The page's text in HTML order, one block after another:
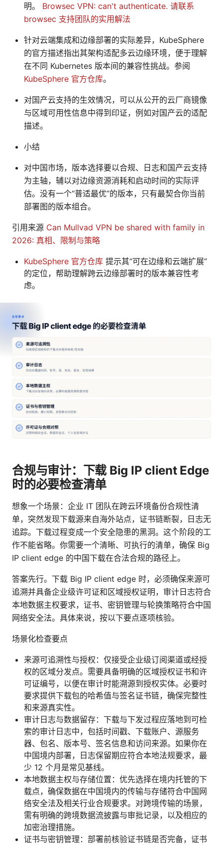
明。 Browsec VPN: can't authenticate. 请联系
browsec 支持团队的实用解法
针对云端集成和边缘部署的实际差异，KubeSphere
的官方描述指出其架构适配多云边缘环境，便于理解
在不同 Kubernetes 版本间的兼容性挑战。参阅
KubeSphere 官方仓库。
对国产云支持的生效情况，可以从公开的云厂商镜像
与区域可用性信息中得到印证，例如对国产云的适配
描述。
小结
对中国市场，版本选择要以合规、日志和国产云支持
为主轴，辅以对边缘资源消耗和启动时间的实际评
估。没有一个“普适最优”的版本，只有最契合你当前
部署图的版本组合。
引用来源 Can Mullvad VPN be shared with family in
2026: 真相、限制与策略
KubeSphere 官方仓库 提示其“可在边缘和云端扩展”
的定位，帮助理解跨云边缘部署时的版本兼容性考
虑。
合规与审计：下载 Big IP client Edge
时的必要检查清单
想象一个场景：企业 IT 团队在跨云环境备份合规性清
单，突然发现下载源来自海外站点，证书链断裂，日志无
追踪。下载过程变成一个安全隐患的黑洞。这个阶段的工
作不能省略。你需要一个清晰、可执行的清单，确保 Big
IP client edge 的中国下载在合法合规的路径上。
答案先行。下载 Big IP client edge 时，必须确保来源可
追溯并具备企业级许可证和区域授权证明，审计日志符合
本地数据主权要求，证书、密钥管理与轮换策略符合中国
网络安全法。具体来说，按以下要点逐项核验。
场景化检查要点
来源可追溯性与授权：仅接受企业级订阅渠道或经授
权的区域分发点。需要具备明确的区域授权证书和许
可证编号，以便在审计时能溯源到授权实体。必要时
要求提供下载包的哈希值与签名证书链，确保完整性
和来源真实性。
审计日志与数据留存：下载与下发过程应落地到可检
索的审计日志中，包括时间戳、下载账户、源服务
器、包名、版本号、签名信息和访问来源。如果你在
中国境内部署，日志保留期应符合本地法规要求，最
少 12 个月是常见基线。
本地数据主权与存储位置：优先选择在境内托管的下
载点，确保数据在中国境内的传输与存储符合中国网
络安全法及相关行业合规要求。对跨境传输的场景，
需有明确的跨境数据流披露与审批记录，以及相应的
加密治理措施。
证书与密钥管理：部署前核验证书链是否完备，证书